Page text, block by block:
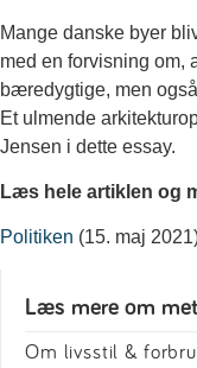
Mange danske byer
med en forvisning om,
bæredygtige, men
Et ulmende
Jensen i dette essay.
Læs hele artiklen og
Politiken (15. maj
Læs mere om
Om livsstil &